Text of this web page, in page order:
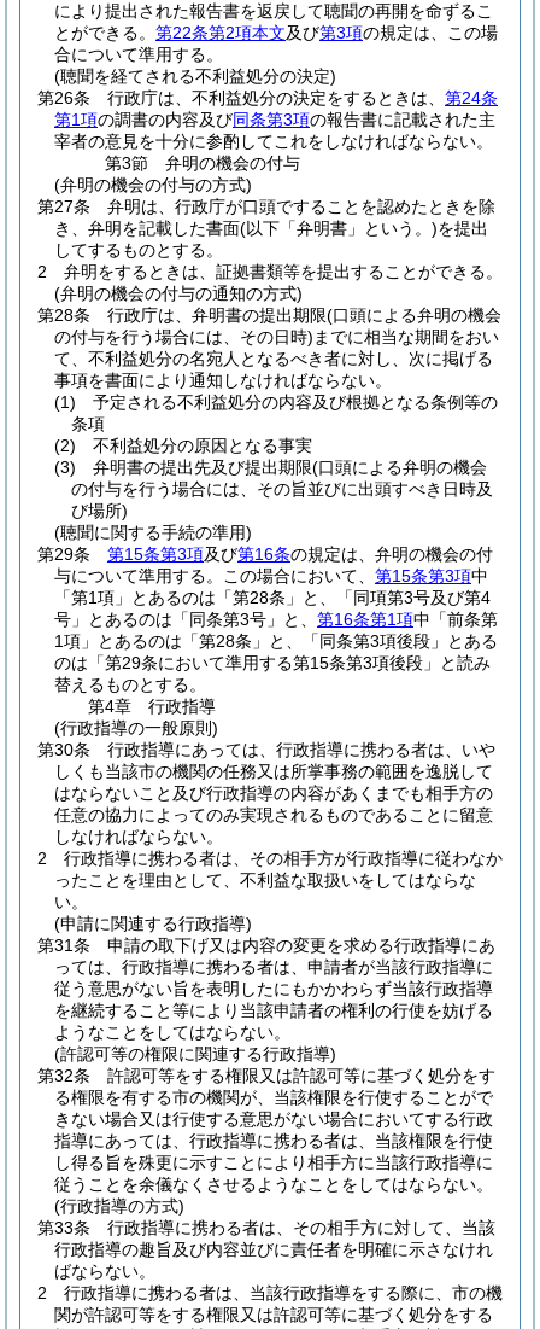
により提出された報告書を返戻して聴聞の再開を命ずるこ
とができる。 第22条第2項本文及び第3項の規定は、この場
合について準用する。
(聴聞を経てされる不利益処分の決定)
第26条
行政庁は、不利益処分の決定をするときは、 第24条
第1項の調書の内容及び同条第3項の報告書に記載された主
宰者の意見を十分に参酌してこれをしなければならない。
第3節
弁明の機会の付与
(弁明の機会の付与の方式)
第27条
弁明は、行政庁が口頭ですることを認めたときを除
き、弁明を記載した書面(以下「弁明書」という。)を提出
してするものとする。
2
弁明をするときは、証拠書類等を提出することができる。
(弁明の機会の付与の通知の方式)
第28条
行政庁は、弁明書の提出期限(口頭による弁明の機会
の付与を行う場合には、その日時) までに相当な期間をおい
て、不利益処分の名宛人となるべき者に対し、次に掲げる
事項を書面により通知しなければならない。
(1)
予定される不利益処分の内容及び根拠となる条例等の
条項
(2)
不利益処分の原因となる事実
(3)
弁明書の提出先及び提出期限(口頭による弁明の機会
の付与を行う場合には、その旨並びに出頭すべき日時及
び場所)
(聴聞に関する手続の準用)
第29条
第15条第3項及び第16条の規定は、弁明の機会の付
与について準用する。
この場合において、 第15条第3項中
「第1項」とあるのは「第28条」と、「同項第3号及び第4
号」とあるのは「同条第3号」と、 第16条第1項中「前条第
1項」とあるのは「第28条」と、「同条第3項後段」とある
のは「第29条において準用する第15条第3項後段」と読み
替えるものとする。
第4章
行政指導
(行政指導の一般原則)
第30条
行政指導にあっては、行政指導に携わる者は、いや
しくも当該市の機関の任務又は所掌事務の範囲を逸脱して
はならないこと及び行政指導の内容があくまでも相手方の
任意の協力によってのみ実現されるものであることに留意
しなければならない。
2
行政指導に携わる者は、その相手方が行政指導に従わなか
ったことを理由として、不利益な取扱いをしてはならな
い。
(申請に関連する行政指導)
第31条
申請の取下げ又は内容の変更を求める行政指導にあ
っては、行政指導に携わる者は、申請者が当該行政指導に
従う意思がない旨を表明したにもかかわらず当該行政指導
を継続すること等により当該申請者の権利の行使を妨げる
ようなことをしてはならない。
(許認可等の権限に関連する行政指導)
第32条
許認可等をする権限又は許認可等に基づく処分をす
る権限を有する市の機関が、当該権限を行使することがで
きない場合又は行使する意思がない場合においてする行政
指導にあっては、行政指導に携わる者は、当該権限を行使
し得る旨を殊更に示すことにより相手方に当該行政指導に
従うことを余儀なくさせるようなことをしてはならない。
(行政指導の方式)
第33条
行政指導に携わる者は、その相手方に対して、当該
行政指導の趣旨及び内容並びに責任者を明確に示さなけれ
ばならない。
2
行政指導に携わる者は、当該行政指導をする際に、市の機
関が許認可等をする権限又は許認可等に基づく処分をする